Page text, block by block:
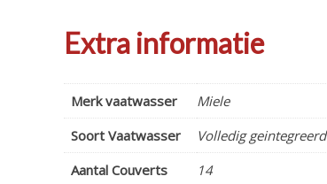
Extra informatie
Merk vaatwasser
Miele
Soort Vaatwasser
Volledig geintegreerd
Aantal Couverts
14